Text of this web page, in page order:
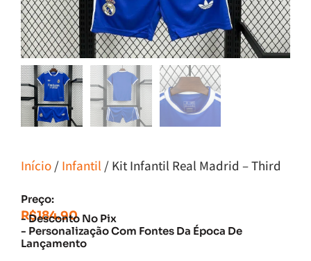
Início / Infantil / Kit Infantil Real Madrid – Third
Preço:
R$184.90
- Desconto No Pix
- Personalização Com Fontes Da Época De
Lançamento